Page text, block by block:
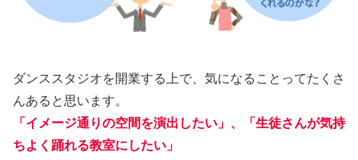
ダンススタジオを開業する上で、気になることってたくさ
んあると思います。
「イメージ通りの空間を演出したい」、「生徒さんが気持
ちよく踊れる教室にしたい」